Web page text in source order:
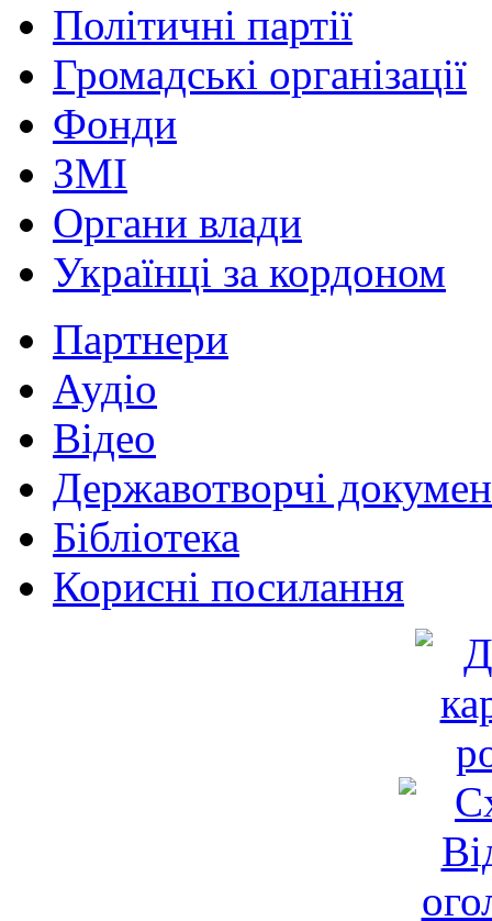
Політичні партії
Громадські організації
Фонди
ЗМІ
Органи влади
Українці за кордоном
Партнери
Аудіо
Відео
Державотворчі
Бібліотека
Корисні посилання